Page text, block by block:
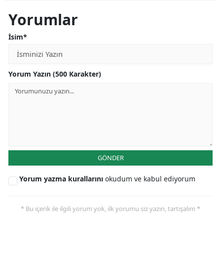
Yorumlar
İsim*
Yorum Yazın (500 Karakter)
GÖNDER
Yorum yazma kurallarını okudum ve kabul ediyorum
* Bu içerik ile ilgili yorum yok, ilk yorumu siz yazın, tartışalım *